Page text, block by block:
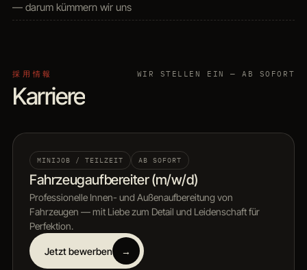
— darum kümmern wir uns
採用情報
Karriere
WIR STELLEN EIN — AB SOFORT
MINIJOB / TEILZEIT AB SOFORT
Fahrzeugaufbereiter (m/w/d)
Professionelle Innen- und Außenaufbereitung von
Fahrzeugen — mit Liebe zum Detail und Leidenschaft für
Perfektion.
Jetzt bewerben →